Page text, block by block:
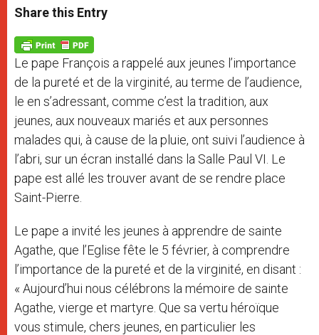
t
s
p
p
s
e
g
e
r
e
b
o
k
Share this Entry
Le pape François a rappelé aux jeunes l’importance
de la pureté et de la virginité, au terme de l’audience,
le en s’adressant, comme c’est la tradition, aux
jeunes, aux nouveaux mariés et aux personnes
malades qui, à cause de la pluie, ont suivi l’audience à
l’abri, sur un écran installé dans la Salle Paul VI. Le
pape est allé les trouver avant de se rendre place
Saint-Pierre.
Le pape a invité les jeunes à apprendre de sainte
Agathe, que l’Eglise fête le 5 février, à comprendre
l’importance de la pureté et de la virginité, en disant :
« Aujourd’hui nous célébrons la mémoire de sainte
Agathe, vierge et martyre. Que sa vertu héroïque
vous stimule, chers jeunes, en particulier les